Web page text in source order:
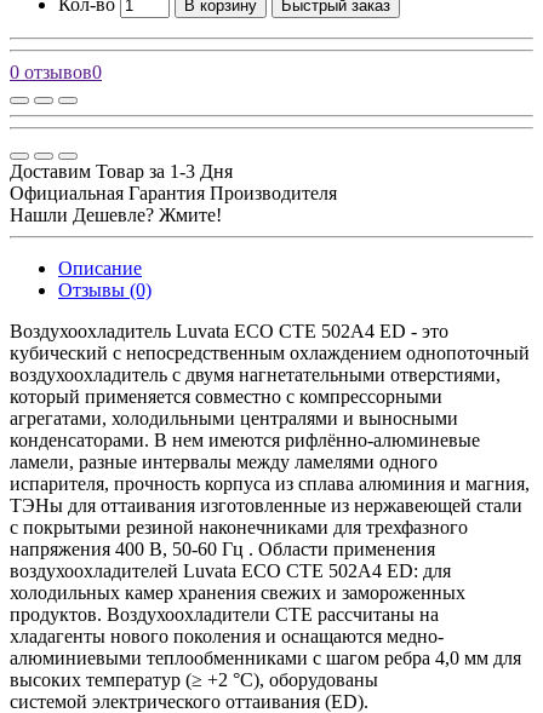
В корзину Быстрый заказ
0 отзывов0
Доставим Товар за 1-3 Дня
Официальная Гарантия Производителя
Нашли Дешевле? Жмите!
Описание
Отзывы (0)
Воздухоохладитель Luvata ECO CTE 502A4 ED - это
кубический с непосредственным охлаждением однопоточный
воздухоохладитель с двумя нагнетательными отверстиями,
который применяется совместно с компрессорными
агрегатами, холодильными централями и выносными
конденсаторами. В нем имеются рифлённо-алюминевые
ламели, разные интервалы между ламелями одного
испарителя, прочность корпуса из сплава алюминия и магния,
ТЭНы для оттаивания изготовленные из нержавеющей стали
c покрытыми резиной наконечниками для трехфазного
напряжения 400 В, 50-60 Гц . Области применения
воздухоохладителей Luvata ECO CTE 502A4 ED: для
холодильных камер хранения свежих и замороженных
продуктов. Воздухоохладители CTE рассчитаны на
хладагенты нового поколения и оснащаются медно-
алюминиевыми теплообменниками с шагом ребра 4,0 мм для
высоких температур (≥ +2 °C), оборудованы
системой электрического оттаивания (ED).